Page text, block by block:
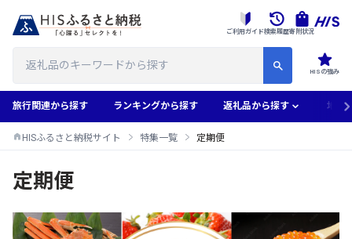
HISの強み
ご利用ガイド検索履歴寄附状況
旅行関連から探す ランキングから探す 返礼品から探す 地域
HISふるさと納税サイト 特集一覧 定期便
定期便